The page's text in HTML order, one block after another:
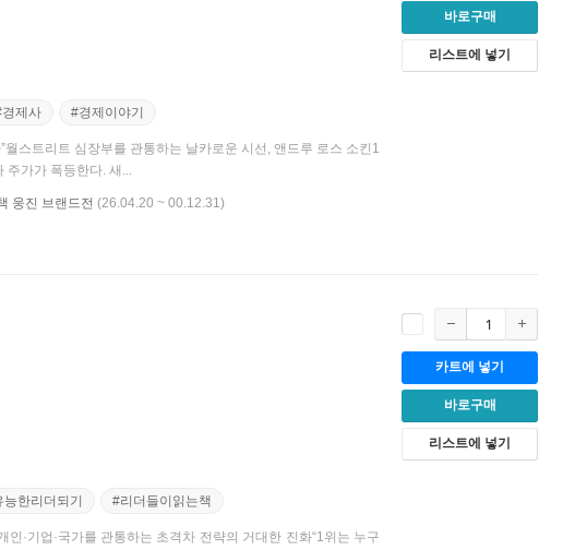
제사 #경제이야기
스트리트 심장부를 관통하는 날카로운 시선, 앤드루 로스 소킨1
주가가 폭등한다. 새...
웅진 브랜드전 (26.04.20 ~ 00.12.31)
바로구매
리스트에 넣기
능한리더되기 #리더들이읽는책
·기업·국가를 관통하는 초격차 전략의 거대한 진화“1위는 누구
카트에 넣기
바로구매
리스트에 넣기